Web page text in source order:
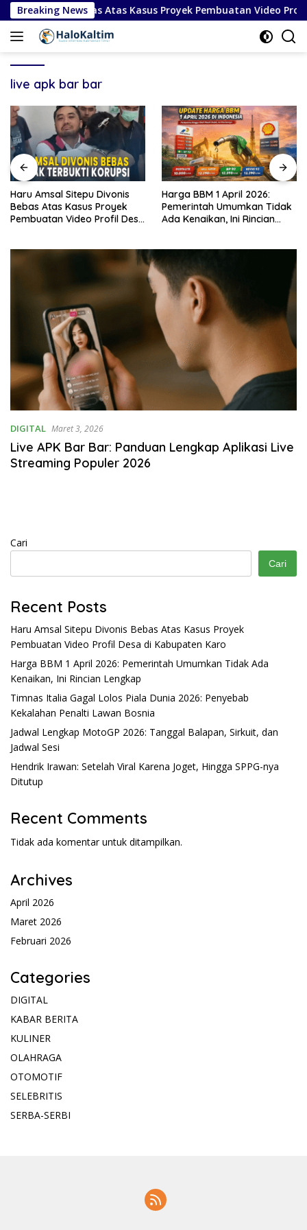
Langsung
ke
konten
Breaking News
Divonis Bebas Atas Kasus Proyek Pembuatan Video Profil
live apk bar bar
Haru Amsal Sitepu Divonis
Bebas Atas Kasus Proyek
Pembuatan Video Profil Desa
Harga BBM 1 April 2026:
Pemerintah Umumkan Tidak
Ada Kenaikan, Ini Rincian
DIGITAL Maret 3, 2026
Live APK Bar Bar: Panduan Lengkap Aplikasi Live
Streaming Populer 2026
Cari
Cari
Recent Posts
Haru Amsal Sitepu Divonis Bebas Atas Kasus Proyek
Pembuatan Video Profil Desa di Kabupaten Karo
Harga BBM 1 April 2026: Pemerintah Umumkan Tidak Ada
Kenaikan, Ini Rincian Lengkap
Timnas Italia Gagal Lolos Piala Dunia 2026: Penyebab
Kekalahan Penalti Lawan Bosnia
Jadwal Lengkap MotoGP 2026: Tanggal Balapan, Sirkuit, dan
Jadwal Sesi
Hendrik Irawan: Setelah Viral Karena Joget, Hingga SPPG-nya
Ditutup
Recent Comments
Tidak ada komentar untuk ditampilkan.
Archives
April 2026
Maret 2026
Februari 2026
Categories
DIGITAL
KABAR BERITA
KULINER
OLAHRAGA
OTOMOTIF
SELEBRITIS
SERBA-SERBI